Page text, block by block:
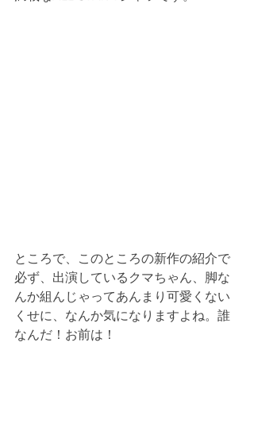
ところで、このところの新作の紹介で
必ず、出演しているクマちゃん、脚な
んか組んじゃってあんまり可愛くない
くせに、なんか気になりますよね。誰
なんだ！お前は！